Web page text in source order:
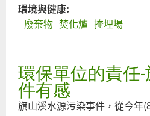
環境與健康:
廢棄物 焚化爐 掩埋場
環保單位的責任
件有感
旗山溪水源污染事件，從今年